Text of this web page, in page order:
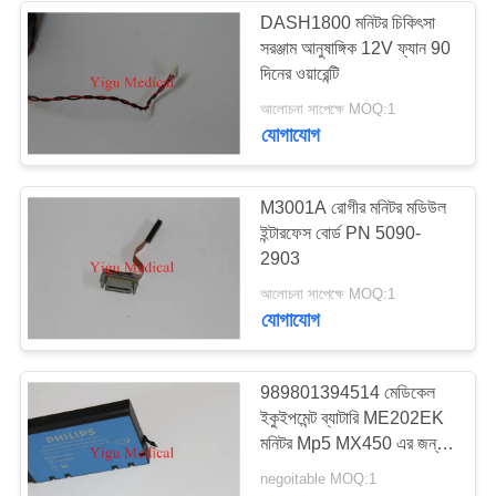
ব্যবহৃত রোগীর মনিটর
108
ব্যবহৃত পালস অক্সিমিটার
DASH1800 মনিটর চিকিৎসা
সরঞ্জাম আনুষাঙ্গিক 12V ফ্যান 90
দিনের ওয়ারেন্টি
আলোচনা সাপেক্ষে MOQ:1
যোগাযোগ
M3001A রোগীর মনিটর মডিউল
ইন্টারফেস বোর্ড PN 5090-
2903
আলোচনা সাপেক্ষে MOQ:1
যোগাযোগ
989801394514 মেডিকেল
ইকুইপমেন্ট ব্যাটারি ME202EK
মনিটর Mp5 MX450 এর জন্য
সামঞ্জস্যপূর্ণ
negoitable MOQ:1